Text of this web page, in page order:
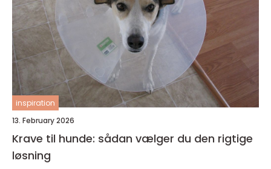
inspiration
13. February 2026
Krave til hunde: sådan vælger du den rigtige
løsning